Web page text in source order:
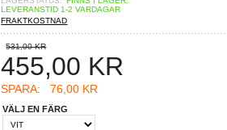
LEVERANSTID 1-2 VARDAGAR
FRAKTKOSTNAD
531,00 KR
455,00 KR
SPARA: 76,00 KR
VÄLJ EN FÄRG